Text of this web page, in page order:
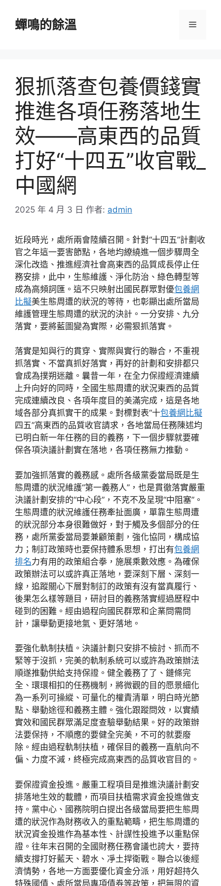
蟬鳴的餘溫 選
狠抓落查包養價錢實
推進各項任務落地生
效——高東西的品質
打好“十四五”收官戰_
中國網
2025 年 4 月 3 日 作者: admin
近段時光，處所兩會陸續召開。針對“十四五”計劃收
官之年這一要害節點，各地均繚繞進一個步驟周全
深化改造、推進經濟社會高東西的品質成長停止任
務安排，此中，生態維護、淨化防治、綠色轉型等
成為高頻詞匯。這不只映射出國民群眾對優包養網
比擬美生態周遭的狀況的等待，也彰顯出處所當局
維護管理生態周遭的狀況的決計。一分安排、九分
落實，要將藍圖變為實際，必需狠抓落實。
落實是知與行的貫穿、實際與實行的聯合，不重視
抓落實、不當真抓好落實，再好的計劃和安排都只
會成為撲朔迷離。曩昔一年，在全力保證經濟連續
上升向好的同時，全國生態周遭的狀況東西的品質
完成連續改良、各項年度目的美滿完成，這是各地
域各部分真抓實干的成果。對標對表“十包養網比擬
四五”高東西的品質收官請求，各地當局任務陳述均
已明白新一年任務的目的義務，下一個步驟就要確
保各項決議計劃實在落地，各項任務無力推動。
要加強抓落實的義務感。處所各級黨委當局既是生
態周遭的狀況維護“第一義務人”，也是貫徹落實嚴重
決議計劃安排的“中心段”，不克不及呈現“中阻塞”。
生態周遭的狀況維護任務牽扯面廣，單靠生態周遭
的狀況部分本身很難做好，對于觸及多個部分的任
務，處所黨委當局要兼顧策劃，強化協同，構成協
力；制訂政策時也要保持體系思想，打出有包養網
排名力有用的政策組合拳，施展乘數效應。為確保
政策辦法可以或許真正落地，要深刻下層、深刻一
線，追蹤關心下層對制訂的政策有沒有當真履行、
後果怎么樣等題目，研討目的義務落實經過歷程中
碰到的困難。經由過程向國民群眾和企業問需問
計，讓舉動更接地氣、更好落地。
要強化軌制扶植。決議計劃只安排不檢討、抓而不
緊等于沒抓，完美的軌制系統可以或許為政策辦法
順遂推動供給支持保證。健全義務了了、鏈條完
全、環環相扣的任務機制，將微觀的目的愿景細化
為一系列可操縱、可量化的權責清單，明白時光節
點、舉動途徑和義務主體。強化跟蹤問效，以實績
實效和國民群眾滿足度查驗舉動結果。好的政策辦
法要保持，不順應的要健全完美，不可的就要廢
除。經由過程軌制扶植，確保目的義務一直航向不
偏、力度不減，終極完成高東西的品質收官目的。
要保證資金投進。嚴重工程項目是推進決議計劃安
排落地生效的載體，而項目扶植需求資金投進做支
持。黨中心、國務院明白提出各級當局要把生態周
遭的狀況作為財務收入的重點範疇，把生態周遭的
狀況資金投進作為基本性、計謀性投進予以重點保
證。往年末召開的全國財務任務會議也誇大，要持
續支撐打好藍天、碧水、凈土捍衛戰。聯合以後經
濟情勢，各地一方面要優化資金分派，用好超持久
特殊國債、處所當局專項債券等政策，把無限的資